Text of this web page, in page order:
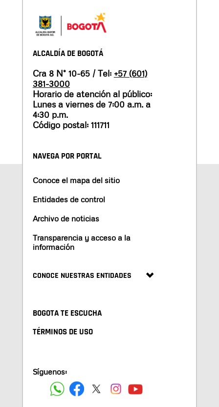
ALCALDÍA DE BOGOTÁ
Cra 8 N° 10-65 / Tel: +57 (601)
381-3000
Horario de atención al público:
Lunes a viernes de 7:00 a.m. a
4:30 p.m.
Código postal: 111711
NAVEGA POR PORTAL
Conoce el mapa del sitio
Entidades de control
Archivo de noticias
Transparencia y acceso a la
información
CONOCE NUESTRAS ENTIDADES
BOGOTA TE ESCUCHA
TÉRMINOS DE USO
Síguenos: